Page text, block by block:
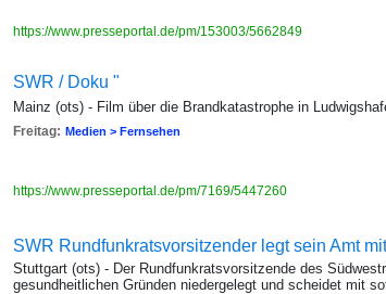
https://www.presseportal.de/pm/153003/5662849
SWR / Doku "
Mainz (ots) - Film über die Brandkatastrophe in
Freitag: Medien > Fernsehen
https://www.presseportal.de/pm/7169/5447260
SWR Rundfunkratsvorsitzender legt sein Amt
Stuttgart (ots) - Der Rundfunkratsvorsitzende des
gesundheitlichen Gründen niedergelegt und scheidet mit